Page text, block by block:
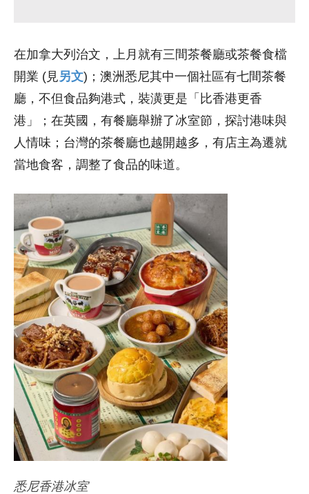
在加拿大列治文，上月就有三間茶餐廳或茶餐食檔
開業 (見另文)；澳洲悉尼其中一個社區有七間茶餐
廳，不但食品夠港式，裝潢更是「比香港更香
港」；在英國，有餐廳舉辦了冰室節，探討港味與
人情味；台灣的茶餐廳也越開越多，有店主為遷就
當地食客，調整了食品的味道。
悉尼香港冰室